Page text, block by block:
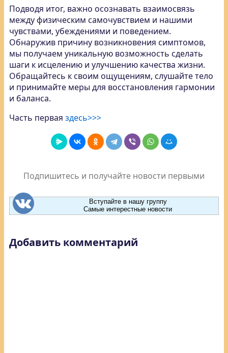
Подводя итог, важно осознавать взаимосвязь
между физическим самочувствием и нашими
чувствами, убеждениями и поведением.
Обнаружив причину возникновения симптомов,
мы получаем уникальную возможность сделать
шаги к исцелению и улучшению качества жизни.
Обращайтесь к своим ощущениям, слушайте тело
и принимайте меры для восстановления гармонии
и баланса.
Часть первая здесь>>>
Подпишитесь и получайте новости первыми
Вступайте в нашу группу
Самые интерестные новости
Добавить комментарий